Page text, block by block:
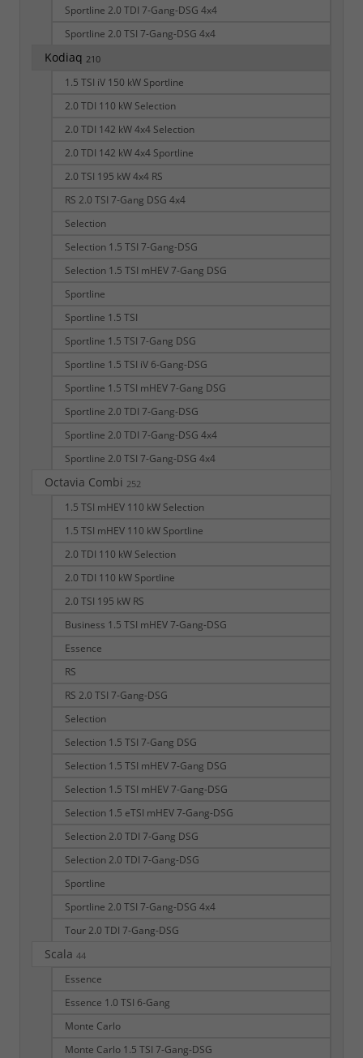
Sportline 2.0 TDI 7-Gang-DSG 4x4
Sportline 2.0 TSI 7-Gang-DSG 4x4
Kodiaq 210
1.5 TSI iV 150 kW Sportline
2.0 TDI 110 kW Selection
2.0 TDI 142 kW 4x4 Selection
2.0 TDI 142 kW 4x4 Sportline
2.0 TSI 195 kW 4x4 RS
RS 2.0 TSI 7-Gang DSG 4x4
Selection
Selection 1.5 TSI 7-Gang-DSG
Selection 1.5 TSI mHEV 7-Gang DSG
Sportline
Sportline 1.5 TSI
Sportline 1.5 TSI 7-Gang DSG
Sportline 1.5 TSI iV 6-Gang-DSG
Sportline 1.5 TSI mHEV 7-Gang DSG
Sportline 2.0 TDI 7-Gang-DSG
Sportline 2.0 TDI 7-Gang-DSG 4x4
Sportline 2.0 TSI 7-Gang-DSG 4x4
Octavia Combi 252
1.5 TSI mHEV 110 kW Selection
1.5 TSI mHEV 110 kW Sportline
2.0 TDI 110 kW Selection
2.0 TDI 110 kW Sportline
2.0 TSI 195 kW RS
Business 1.5 TSI mHEV 7-Gang-DSG
Essence
RS
RS 2.0 TSI 7-Gang-DSG
Selection
Selection 1.5 TSI 7-Gang DSG
Selection 1.5 TSI mHEV 7-Gang DSG
Selection 1.5 TSI mHEV 7-Gang-DSG
Selection 1.5 eTSI mHEV 7-Gang-DSG
Selection 2.0 TDI 7-Gang DSG
Selection 2.0 TDI 7-Gang-DSG
Sportline
Sportline 2.0 TSI 7-Gang-DSG 4x4
Tour 2.0 TDI 7-Gang-DSG
Scala 44
Essence
Essence 1.0 TSI 6-Gang
Monte Carlo
Monte Carlo 1.5 TSI 7-Gang-DSG